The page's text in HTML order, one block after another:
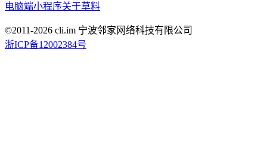
电脑端小程序关于草料
©2011-2026 cli.im 宁波邻家网络科技有限公司
浙ICP备12002384号